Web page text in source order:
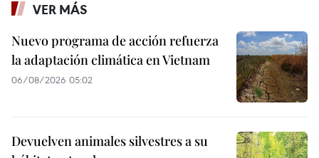
VER MÁS
Nuevo programa de acción refuerza
la adaptación climática en Vietnam
06/08/2026 05:02
Devuelven animales silvestres a su